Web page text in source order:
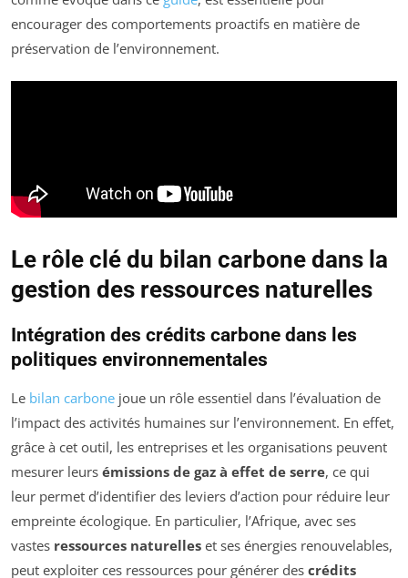
encourager des comportements proactifs en matière de
préservation de l’environnement.
Le rôle clé du bilan carbone dans la
gestion des ressources naturelles
Intégration des crédits carbone dans les
politiques environnementales
Le bilan carbone joue un rôle essentiel dans l’évaluation de
l’impact des activités humaines sur l’environnement. En effet,
grâce à cet outil, les entreprises et les organisations peuvent
mesurer leurs émissions de gaz à effet de serre, ce qui
leur permet d’identifier des leviers d’action pour réduire leur
empreinte écologique. En particulier, l’Afrique, avec ses
vastes ressources naturelles et ses énergies renouvelables,
peut exploiter ces ressources pour générer des crédits